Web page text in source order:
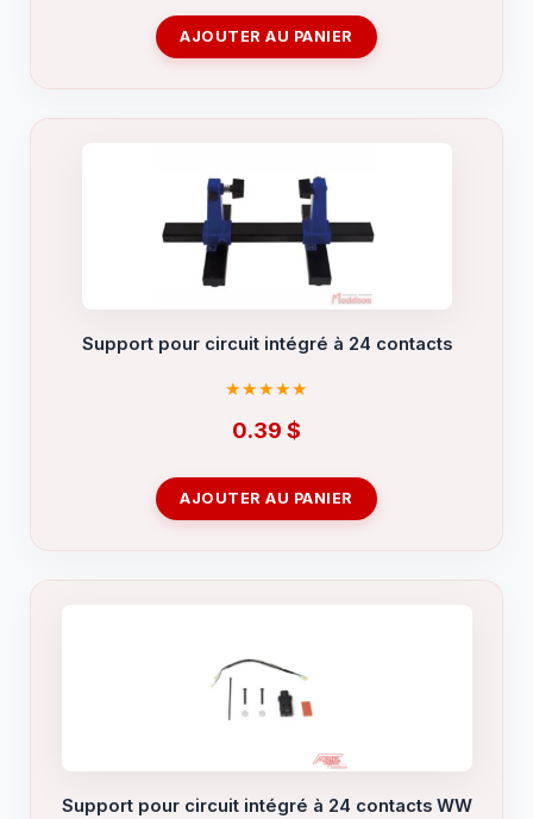
AJOUTER AU PANIER
Support pour circuit intégré à 24 contacts
0.39 $
AJOUTER AU PANIER
Support pour circuit intégré à 24 contacts WW